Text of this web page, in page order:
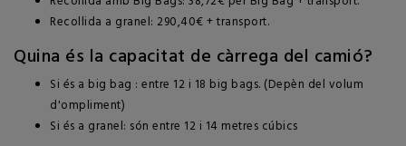
Recollida a granel: 290,40€ + transport.
Quina és la capacitat de càrrega del camió?
Si és a big bag : entre 12 i 18 big bags. (Depèn del volum
d'ompliment)
Si és a granel: són entre 12 i 14 metres cúbics